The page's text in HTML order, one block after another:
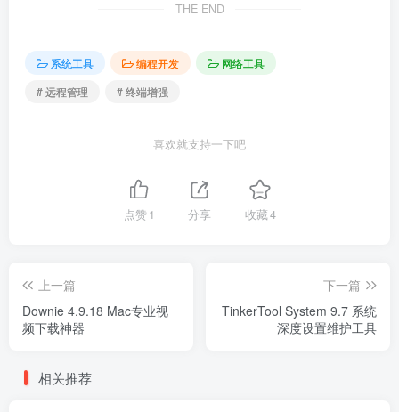
THE END
系统工具 编程开发
网络工具
# 远程管理
# 终端增强
喜欢就支持一下吧
点赞1 分享 收藏4
上一篇
Downie 4.9.18 Mac专业视
频下载神器
下一篇
TinkerTool System 9.7 系统
深度设置维护工具
相关推荐